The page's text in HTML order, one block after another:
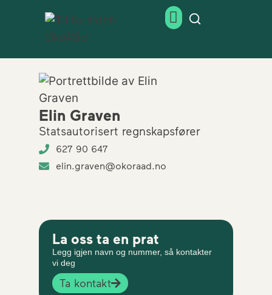
Elin Graven
Statsautorisert regnskapsfører
627 90 647
elin.graven@okoraad.no
La oss ta en prat
Legg igjen navn og nummer, så kontakter
vi deg
Ta kontakt